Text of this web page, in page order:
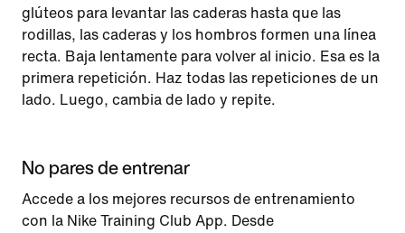
glúteos para levantar las caderas hasta que las
rodillas, las caderas y los hombros formen una línea
recta. Baja lentamente para volver al inicio. Esa es la
primera repetición. Haz todas las repeticiones de un
lado. Luego, cambia de lado y repite.
No pares de entrenar
Accede a los mejores recursos de entrenamiento
con la Nike Training Club App. Desde